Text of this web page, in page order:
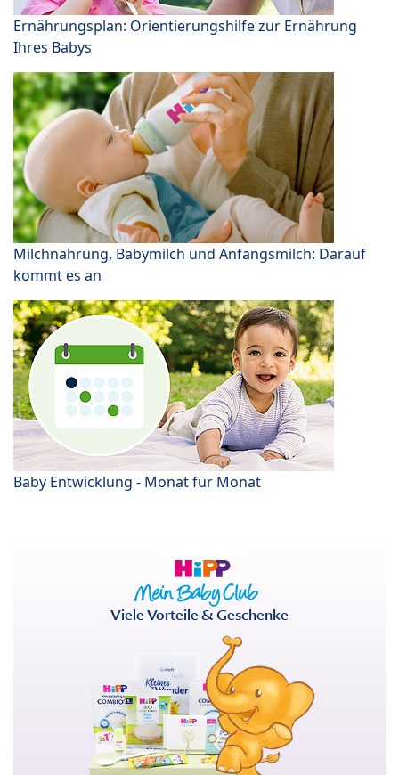
Ernährungsplan: Orientierungshilfe zur Ernährung
Ihres Babys
Milchnahrung, Babymilch und Anfangsmilch: Darauf
kommt es an
Baby Entwicklung - Monat für Monat
Viele Vorteile & Geschenke